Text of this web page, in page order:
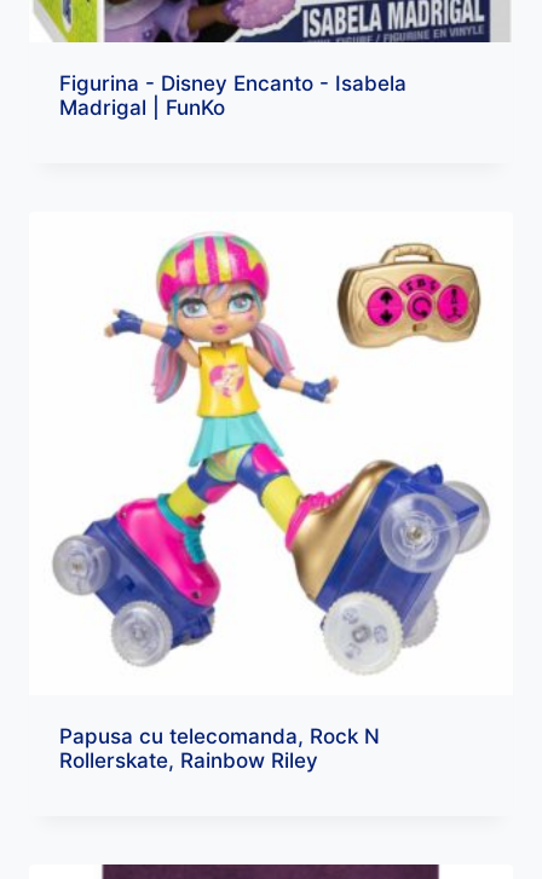
Figurina - Disney Encanto - Isabela
Madrigal | FunKo
Papusa cu telecomanda, Rock N
Rollerskate, Rainbow Riley